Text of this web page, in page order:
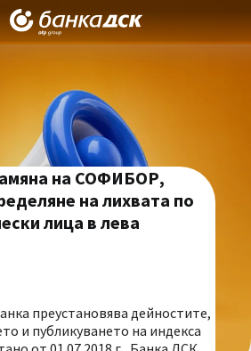
на СОФИБОР,
на лихвата по
лица в лева
преустановява дейностите,
и публикуването на индекса